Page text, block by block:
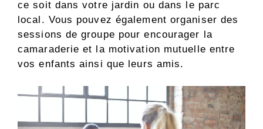
ce soit dans votre jardin ou dans le parc
local. Vous pouvez également organiser des
sessions de groupe pour encourager la
camaraderie et la motivation mutuelle entre
vos enfants ainsi que leurs amis.